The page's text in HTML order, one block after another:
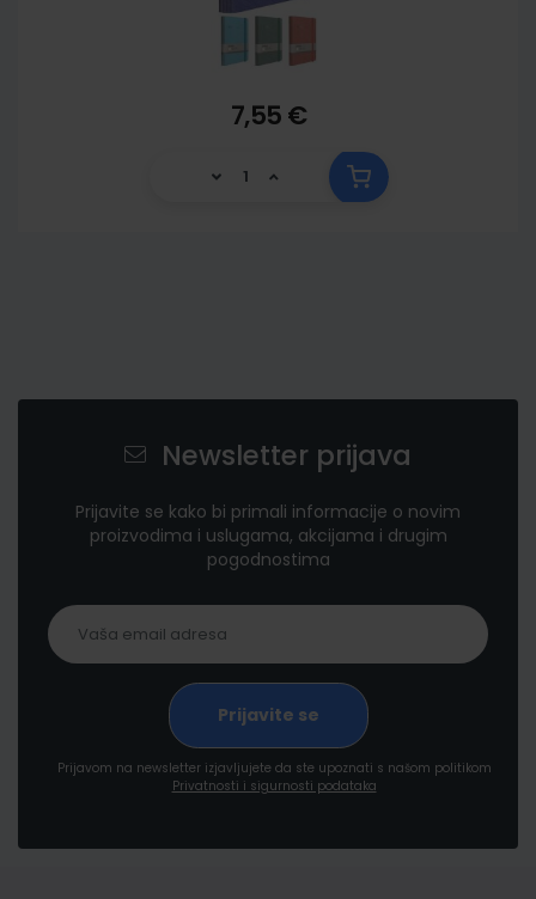
7,55 €
Newsletter prijava
Prijavite se kako bi primali informacije o novim
proizvodima i uslugama, akcijama i drugim
pogodnostima
Prijavom na newsletter izjavljujete da ste upoznati s našom politikom
Privatnosti i sigurnosti podataka